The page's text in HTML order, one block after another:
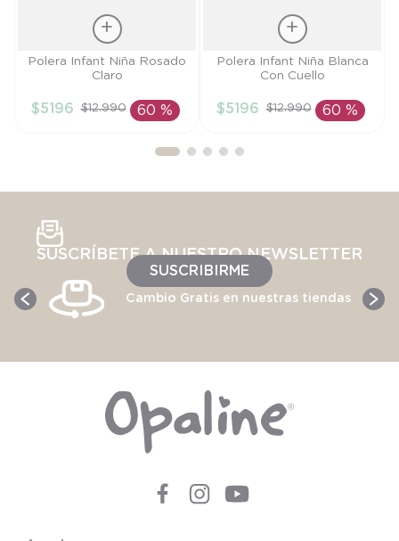
Talla
AÑADIR AL
Polera Infant Niña Rosado
Claro
$5196 $12.990 60 %
Talla
AÑADIR AL
Polera Infant Niña Blanca
Con Cuello
$5196 $12.990 60 %
SUSCRÍBETE A NUESTRO NEWSLETTER
SUSCRIBIRME
Cambio Gratis en nuestras tiendas